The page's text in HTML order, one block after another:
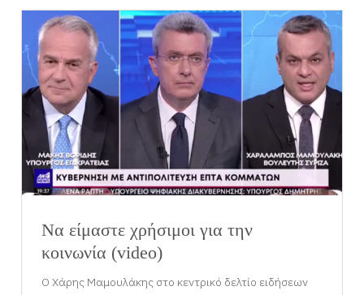
Να είμαστε χρήσιμοι για την
κοινωνία (video)
Ο Χάρης Μαμουλάκης στο κεντρικό δελτίο ειδήσεων